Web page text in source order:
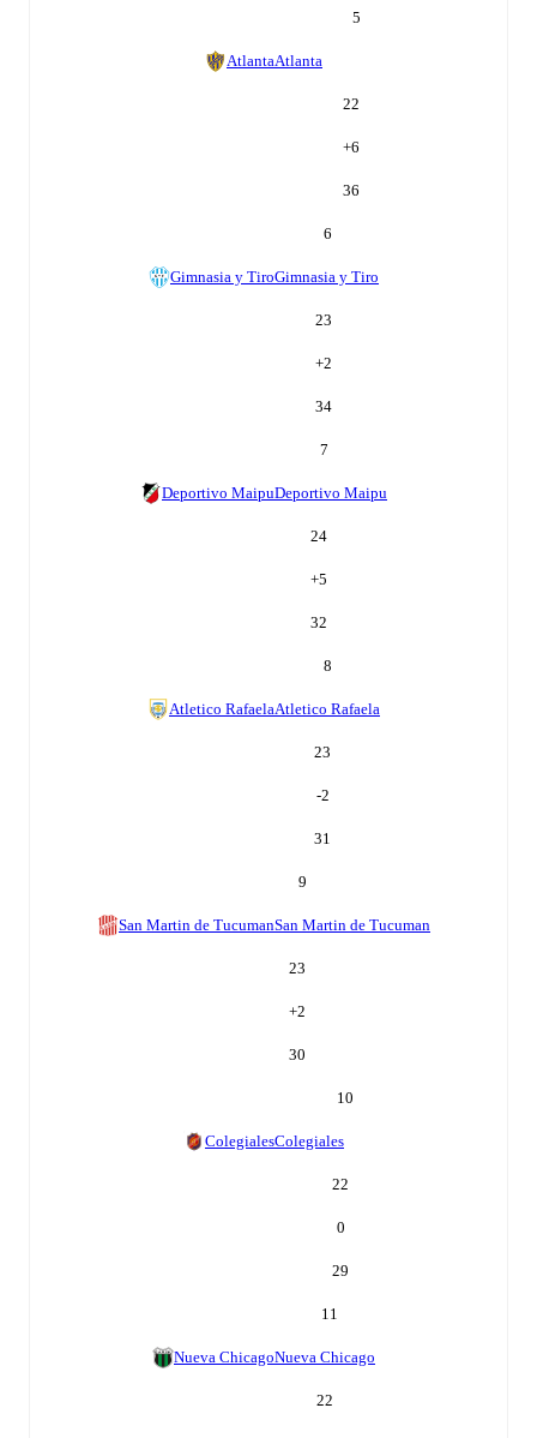
5
AtlantaAtlanta
22
+6
36
6
Gimnasia y TiroGimnasia y Tiro
23
+2
34
7
Deportivo MaipuDeportivo Maipu
24
+5
32
8
Atletico RafaelaAtletico Rafaela
23
-2
31
9
San Martin de TucumanSan Martin de Tucuman
23
+2
30
10
ColegialesColegiales
22
0
29
11
Nueva ChicagoNueva Chicago
22